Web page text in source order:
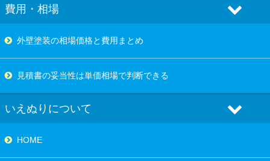
費用・相場
外壁塗装の相場価格と費用まとめ
見積書の妥当性は単価相場で判断できる
いえぬりについて
HOME